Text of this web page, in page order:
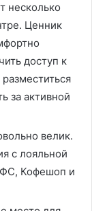
несколько
Ценник
доступ к
за активной
велик.
с лояльной
Кофешоп и